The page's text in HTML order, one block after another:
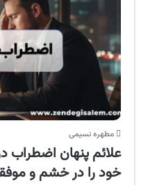
مطهره نسیمی
علائم پنهان اضطراب
خود را در خشم و